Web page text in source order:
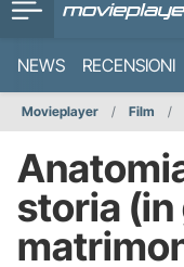
NEWS RECENSIONI
Movieplayer Film
storia (in